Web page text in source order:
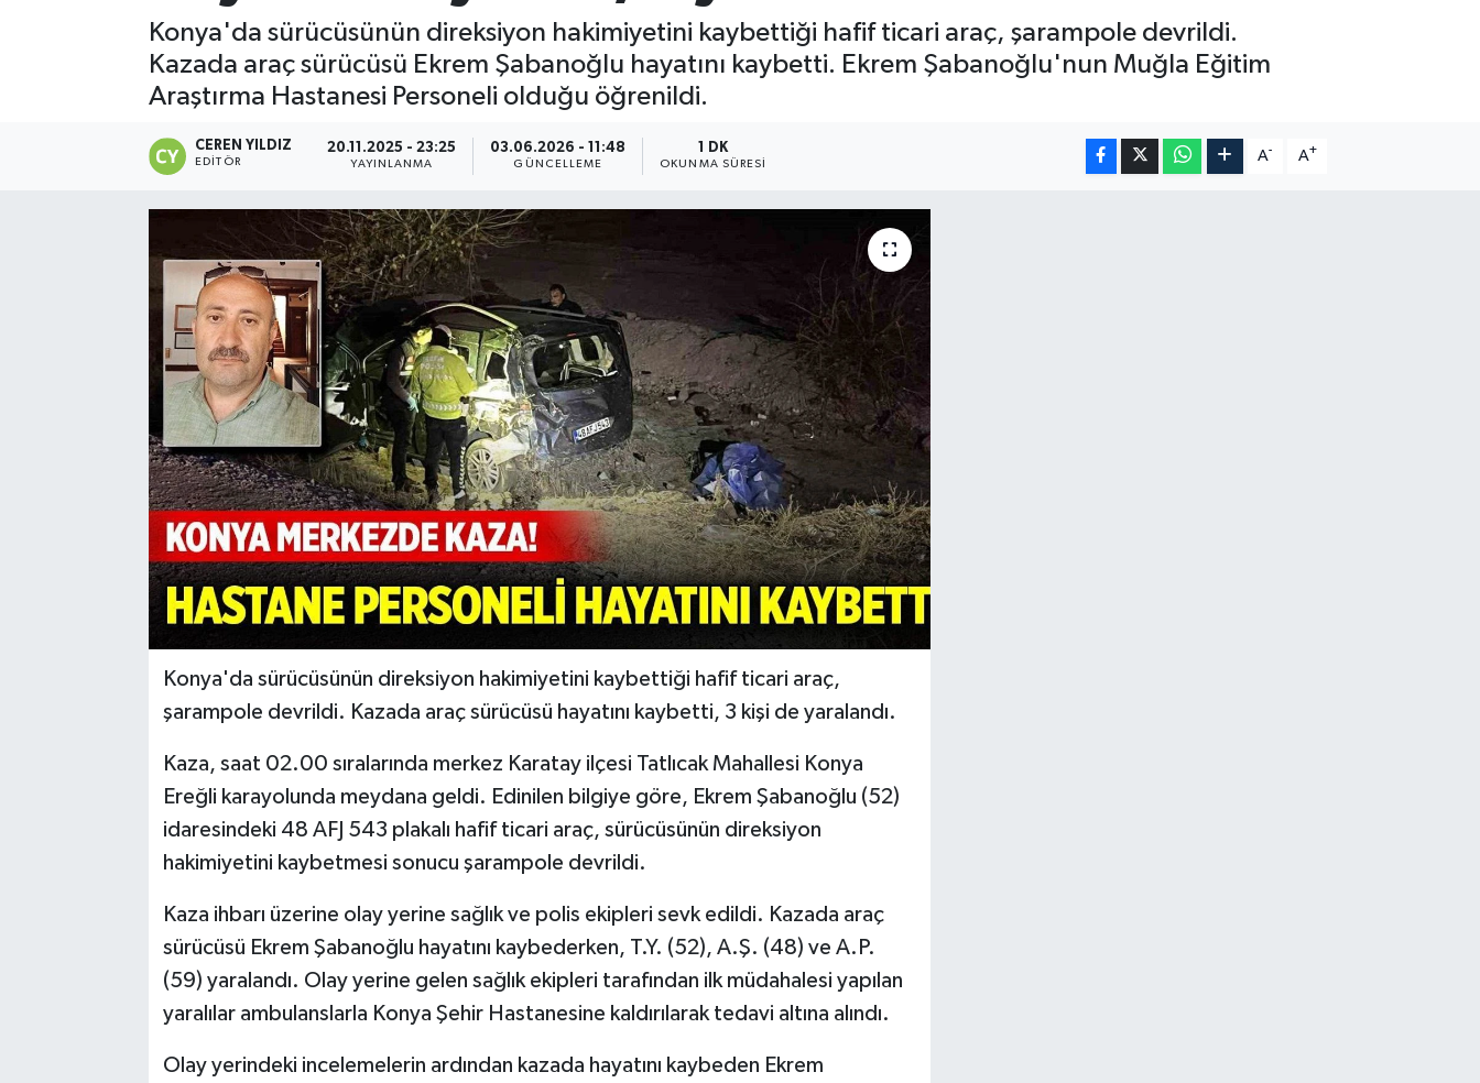
Konya'da sürücüsünün direksiyon hakimiyetini kaybettiği hafif ticari araç, şarampole devrildi.
Kazada araç sürücüsü Ekrem Şabanoğlu hayatını kaybetti. Ekrem Şabanoğlu'nun Muğla Eğitim
Araştırma Hastanesi Personeli olduğu öğrenildi.
CEREN YILDIZ
EDITÖR
20.11.2025 - 23:25
YAYINLANMA
03.06.2026 - 11:48
GÜNCELLEME
1 DK
OKUNMA SÜRESI
A- A+
Konya'da sürücüsünün direksiyon hakimiyetini kaybettiği hafif ticari araç,
şarampole devrildi. Kazada araç sürücüsü hayatını kaybetti, 3 kişi de yaralandı.
Kaza, saat 02.00 sıralarında merkez Karatay ilçesi Tatlıcak Mahallesi Konya
Ereğli karayolunda meydana geldi. Edinilen bilgiye göre, Ekrem Şabanoğlu (52)
idaresindeki 48 AFJ 543 plakalı hafif ticari araç, sürücüsünün direksiyon
hakimiyetini kaybetmesi sonucu şarampole devrildi.
Kaza ihbarı üzerine olay yerine sağlık ve polis ekipleri sevk edildi. Kazada araç
sürücüsü Ekrem Şabanoğlu hayatını kaybederken, T.Y. (52), A.Ş. (48) ve A.P.
(59) yaralandı. Olay yerine gelen sağlık ekipleri tarafından ilk müdahalesi yapılan
yaralılar ambulanslarla Konya Şehir Hastanesine kaldırılarak tedavi altına alındı.
Olay yerindeki incelemelerin ardından kazada hayatını kaybeden Ekrem